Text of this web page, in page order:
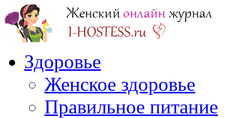
Здоровье
Женское здоровье
Правильное питание